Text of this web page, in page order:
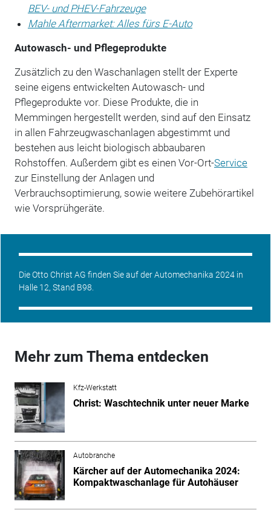
BEV- und PHEV-Fahrzeuge
Mahle Aftermarket: Alles fürs E-Auto
Autowasch- und Pflegeprodukte
Zusätzlich zu den Waschanlagen stellt der Experte
seine eigens entwickelten Autowasch- und
Pflegeprodukte vor. Diese Produkte, die in
Memmingen hergestellt werden, sind auf den Einsatz
in allen Fahrzeugwaschanlagen abgestimmt und
bestehen aus leicht biologisch abbaubaren
Rohstoffen. Außerdem gibt es einen Vor-Ort-Service
zur Einstellung der Anlagen und
Verbrauchsoptimierung, sowie weitere Zubehörartikel
wie Vorsprühgeräte.
Die Otto Christ AG finden Sie auf der Automechanika 2024 in
Halle 12, Stand B98.
Mehr zum Thema entdecken
Kfz-Werkstatt
Christ: Waschtechnik unter neuer Marke
Autobranche
Kärcher auf der Automechanika 2024:
Kompaktwaschanlage für Autohäuser